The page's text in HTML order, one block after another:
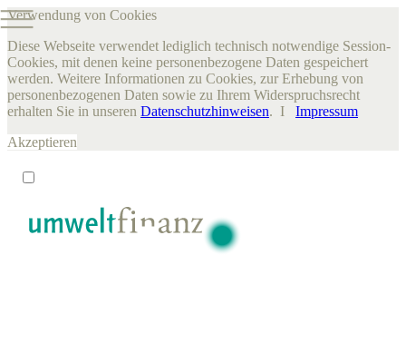
Verwendung von Cookies
Diese Webseite verwendet lediglich technisch notwendige Session-
Cookies, mit denen keine personenbezogene Daten gespeichert
werden. Weitere Informationen zu Cookies, zur Erhebung von
personenbezogenen Daten sowie zu Ihrem Widerspruchsrecht
erhalten Sie in unseren Datenschutzhinweisen. I Impressum
Akzeptieren